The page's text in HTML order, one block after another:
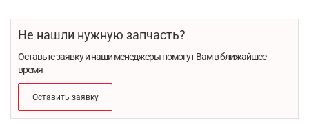
Не нашли нужную запчасть?
Оставьте заявку и наши менеджеры помогут Вам в ближайшее
время
Оставить заявку